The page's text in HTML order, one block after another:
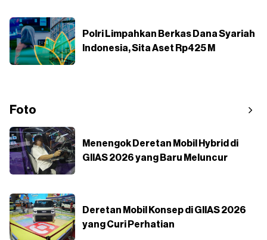
Polri Limpahkan Berkas Dana Syariah
Indonesia, Sita Aset Rp425 M
Foto
Menengok Deretan Mobil Hybrid di
GIIAS 2026 yang Baru Meluncur
Deretan Mobil Konsep di GIIAS 2026
yang Curi Perhatian